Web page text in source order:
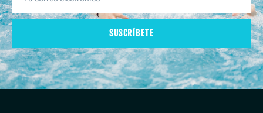
SUSCRÍBETE